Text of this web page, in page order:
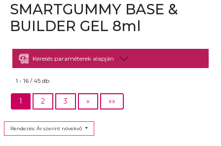
SMARTGUMMY BASE &
BUILDER GEL 8ml
Keresés paraméterek alapján
1 - 16 / 45 db
1 2 3 » »»
Rendezés: Ár szerint növekvő